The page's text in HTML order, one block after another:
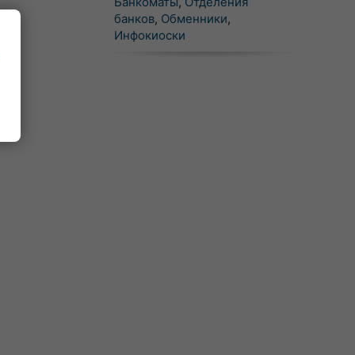
банков, Обменники,
Инфокиоски